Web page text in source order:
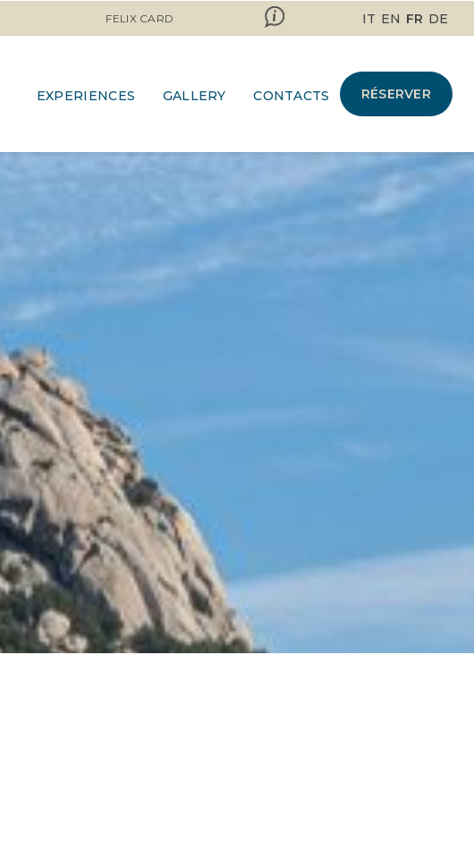
FELIX CARD IT EN FR DE
EXPERIENCES GALLERY CONTACTS RÉSERVER